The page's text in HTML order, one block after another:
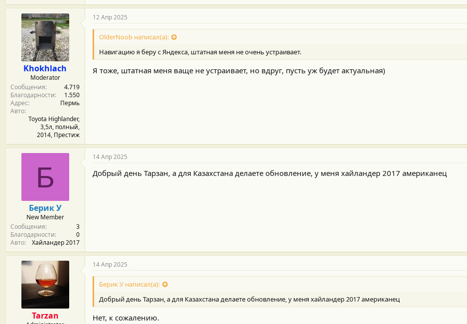
Khokhlach
Moderator
Сообщения
4.719
Благодарности
1.550
Адрес
Пермь
Авто
Toyota Highlander,
3,5л, полный,
2014, Престиж
12 Апр 2025
OlderNoob написал(а):
Навигацию я беру с Яндекса, штатная меня не очень устраивает.
Я тоже, штатная меня ваще не устраивает, но вдруг, пусть уж будет актуальная)
Б
Берик У
New Member
Сообщения
3
Благодарности
0
Авто
Хайландер 2017
14 Апр 2025
Добрый день Тарзан, а для Казахстана делаете обновление, у меня хайландер 2017 американец
Tarzan
14 Апр 2025
Берик У написал(а):
Добрый день Тарзан, а для Казахстана делаете обновление, у меня хайландер 2017 американец
Нет, к сожалению.